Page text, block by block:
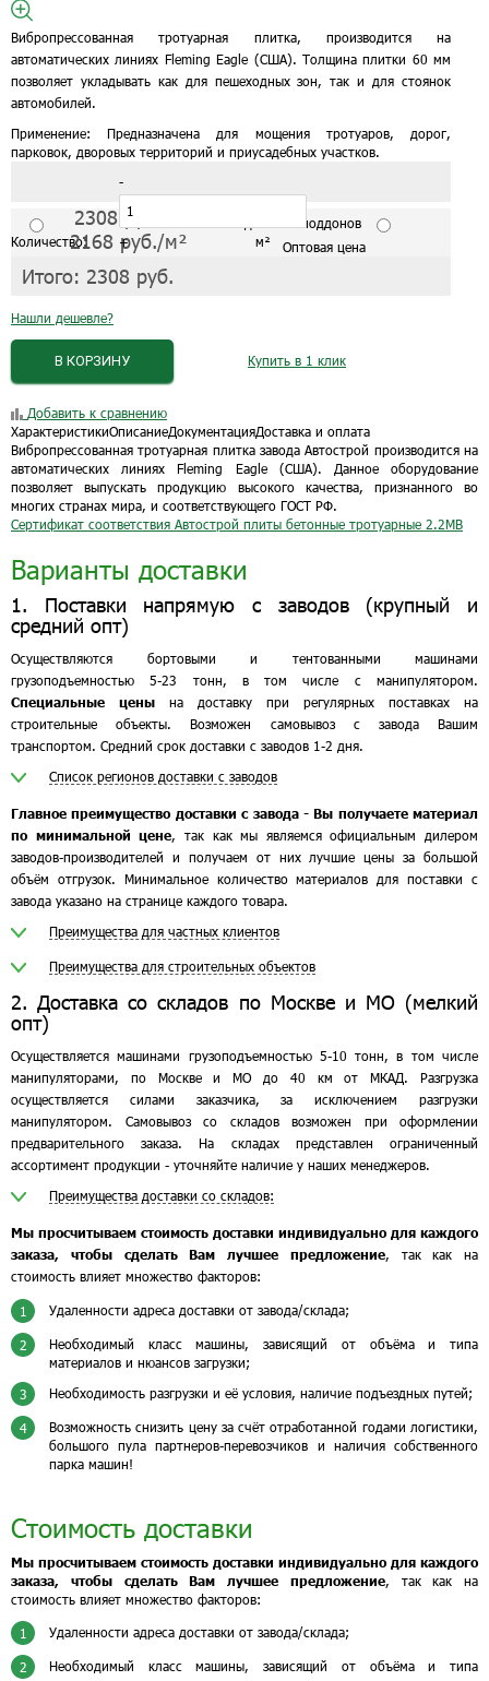
Вибропрессованная тротуарная плитка, производится на
автоматических линиях Fleming Eagle (США). Толщина плитки 60 мм
позволяет укладывать как для пешеходных зон, так и для стоянок
автомобилей.
Применение:Предназначена для мощения тротуаров, дорог,
парковок, дворовых территорий и приусадебных участков.
Количество:
-
+ м²
2308 руб./м² С завода от 10 поддонов
2168 руб./м² Оптовая цена
Итого: 2308 руб.
Нашли дешевле?
Купить в 1 клик
В КОРЗИНУ
Добавить к сравнению
ХарактеристикиОписаниеДокументацияДоставка и оплата
Вибропрессованная тротуарная плитка завода Автострой производится на
автоматических линиях Fleming Eagle (США). Данное оборудование
позволяет выпускать продукцию высокого качества, признанного во
многих странах мира, и соответствующего ГОСТ РФ.
Сертификат соответствия Автострой плиты бетонные тротуарные 2.2MB
Варианты доставки
1. Поставки напрямую с заводов (крупный и
средний опт)
Осуществляются бортовыми и тентованными машинами
грузоподъемностью 5-23 тонн, в том числе с манипулятором.
Специальные цены на доставку при регулярных поставках на
строительные объекты. Возможен самовывоз с завода Вашим
транспортом. Средний срок доставки с заводов 1-2 дня.
Список регионов доставки с заводов
Главное преимущество доставки с завода - Вы получаете материал
по минимальной цене, так как мы являемся официальным дилером
заводов-производителей и получаем от них лучшие цены за большой
объём отгрузок. Минимальное количество материалов для поставки с
завода указано на странице каждого товара.
Преимущества для частных клиентов
Преимущества для строительных объектов
2. Доставка со складов по Москве и МО (мелкий
опт)
Осуществляется машинами грузоподъемностью 5-10 тонн, в том числе
манипуляторами, по Москве и МО до 40 км от МКАД. Разгрузка
осуществляется силами заказчика, за исключением разгрузки
манипулятором. Самовывоз со складов возможен при оформлении
предварительного заказа. На складах представлен ограниченный
ассортимент продукции - уточняйте наличие у наших менеджеров.
Преимущества доставки со складов:
Мы просчитываем стоимость доставки индивидуально для каждого
заказа, чтобы сделать Вам лучшее предложение, так как на
стоимость влияет множество факторов:
1 Удаленности адреса доставки от завода/склада;
2
Необходимый класс машины, зависящий от объёма и типа
материалов и нюансов загрузки;
3 Необходимость разгрузки и её условия, наличие подъездных путей;
4
Возможность снизить цену за счёт отработанной годами логистики,
большого пула партнеров-перевозчиков и наличия собственного
парка машин!
Стоимость доставки
Мы просчитываем стоимость доставки индивидуально для каждого
заказа, чтобы сделать Вам лучшее предложение, так как на
стоимость влияет множество факторов:
1 Удаленности адреса доставки от завода/склада;
2
Необходимый класс машины, зависящий от объёма и типа